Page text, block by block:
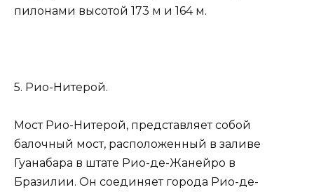
пилонами высотой 173 м и 164 м.
5. Рио-Нитерой.
Мост Рио-Нитерой, представляет собой
балочный мост, расположенный в заливе
Гуанабара в штате Рио-де-Жанейро в
Бразилии. Он соединяет города Рио-де-